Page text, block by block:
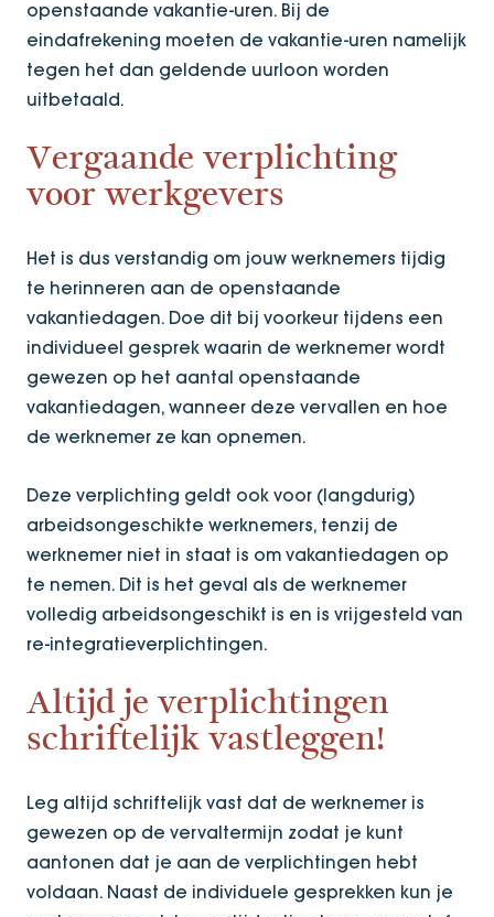
openstaande vakantie-uren. Bij de
eindafrekening moeten de vakantie-uren namelijk
tegen het dan geldende uurloon worden
uitbetaald.
Vergaande verplichting
voor werkgevers
Het is dus verstandig om jouw werknemers tijdig
te herinneren aan de openstaande
vakantiedagen. Doe dit bij voorkeur tijdens een
individueel gesprek waarin de werknemer wordt
gewezen op het aantal openstaande
vakantiedagen, wanneer deze vervallen en hoe
de werknemer ze kan opnemen.
Deze verplichting geldt ook voor (langdurig)
arbeidsongeschikte werknemers, tenzij de
werknemer niet in staat is om vakantiedagen op
te nemen. Dit is het geval als de werknemer
volledig arbeidsongeschikt is en is vrijgesteld van
re-integratieverplichtingen.
Altijd je verplichtingen
schriftelijk vastleggen!
Leg altijd schriftelijk vast dat de werknemer is
gewezen op de vervaltermijn zodat je kunt
aantonen dat je aan de verplichtingen hebt
voldaan. Naast de individuele gesprekken kun je